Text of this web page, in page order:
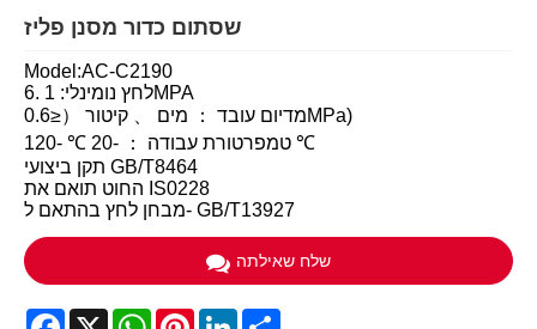
שסתום כדור מסנן פליז
Model:AC-C2190
לחץ נומינלי: 1 .6MPA
מדיום עובד ： מים 、 קיטור （≤0.6MPa)
טמפרטורת עבודה ： -20 ℃ -120 ℃
תקן ביצועי GB/T8464
החוט תואם את IS0228
מבחן לחץ בהתאם ל- GB/T13927
שלח שאילתה
Facebook
X WhatsApp
PinterestLinkedIn